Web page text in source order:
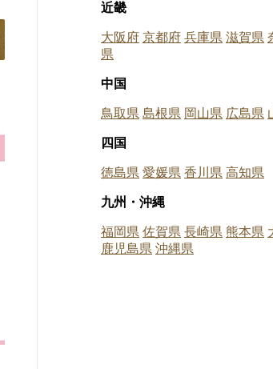
近畿
大阪府 京都府 兵庫県 滋賀県
県
中国
鳥取県 島根県 岡山県 広島県
四国
徳島県 愛媛県 香川県 高知県
九州・沖縄
福岡県 佐賀県 長崎県 熊本県
鹿児島県 沖縄県